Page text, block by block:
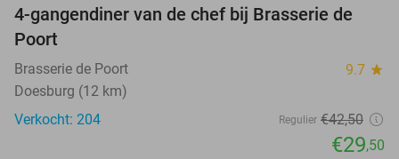
31%
4-gangendiner van de chef bij Brasserie de
Poort
Brasserie de Poort 9.7 star
Doesburg (12 km)
Verkocht: 204
Regulier €42,50
€29,50